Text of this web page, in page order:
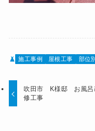
施工事例 屋根工事 部位
吹田市 K様邸 お風呂
修工事